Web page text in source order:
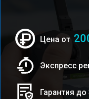
Цена от
Экспресс
Гарантия до